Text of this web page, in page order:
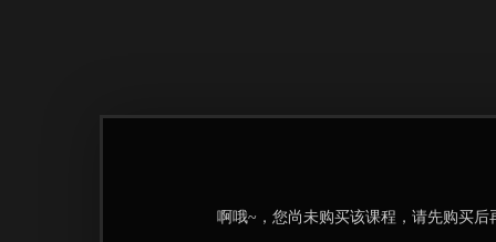
啊哦~，您尚未购买该课程，请先购买后